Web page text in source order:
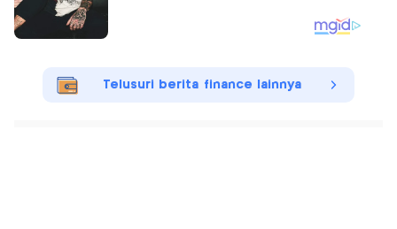
Telusuri berita finance lainnya